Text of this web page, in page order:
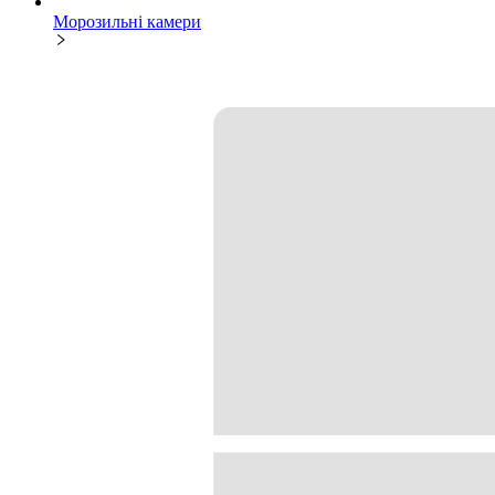
Морозильні камери